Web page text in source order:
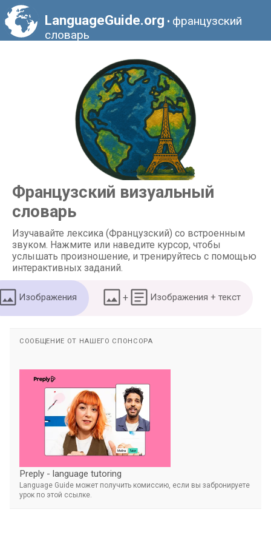
LanguageGuide.org • французский
словарь
Французский визуальный
словарь
Изучавайте лексика (Французский) со встроенным
звуком. Нажмите или наведите курсор, чтобы
услышать произношение, и тренируйтесь с помощью
интерактивных заданий.
Изображения + Изображения + текст
СООБЩЕНИЕ ОТ НАШЕГО СПОНСОРА
Preply - language tutoring
Language Guide может получить комиссию, если вы забронируете
урок по этой ссылке.